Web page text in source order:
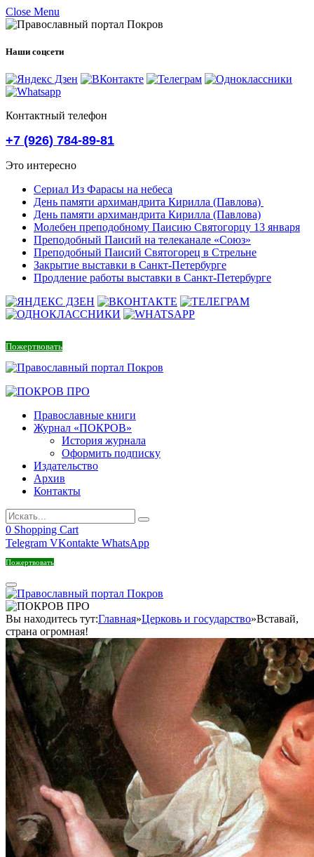
Close Menu
Наши соцсети
Контактный телефон
+7 (926) 784-89-81
Это интересно
Сериал Из Фарасы на небеса
День памяти архимандрита Кирилла (Павлова)
День памяти архимандрита Кирилла (Павлова)
Молебен преподобному Паисию Святогорцу 13 января
Преподобный Паисий на телеканале «Союз»
Преподобный Паисий Святогорец в Стрельне
Закрытие выставки в Санкт-Петербурге
Продление работы выставки в Санкт-Петербурге
Пожертвовать
Православные книги
Журнал «ПОКРОВ»
История журнала
Оформить подписку
Издательство
Архив
Контакты
0 Shopping Cart
Telegram VKontakte WhatsApp
Пожертвовать
Вы находитесь тут:Главная»Церковь и государство»Вставай,
страна огромная!